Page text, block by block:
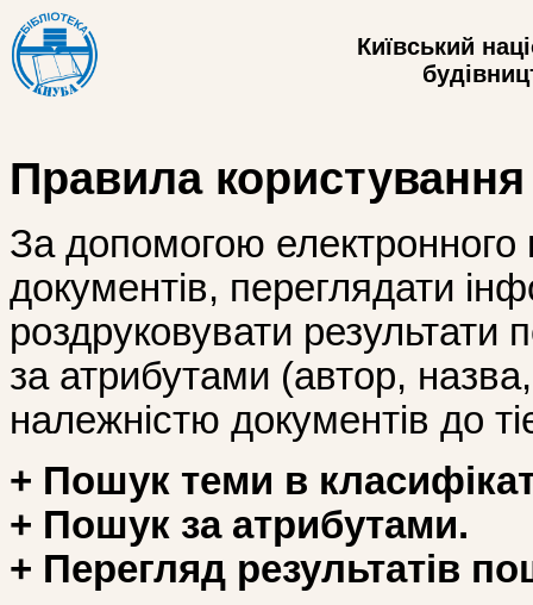
Київський
Правила
За допомогою
документів, переглядати
роздруковувати
за атрибутами (автор, назва,
належністю документів до
+ Пошук теми в
+ Пошук за атрибутами.
+ Перегляд результатів